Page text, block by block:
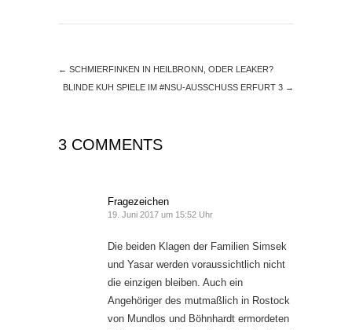
← SCHMIERFINKEN IN HEILBRONN, ODER LEAKER?
BLINDE KUH SPIELE IM #NSU-AUSSCHUSS ERFURT 3 →
3 COMMENTS
Fragezeichen
19. Juni 2017 um 15:52 Uhr
Die beiden Klagen der Familien Simsek
und Yasar werden voraussichtlich nicht
die einzigen bleiben. Auch ein
Angehöriger des mutmaßlich in Rostock
von Mundlos und Böhnhardt ermordeten